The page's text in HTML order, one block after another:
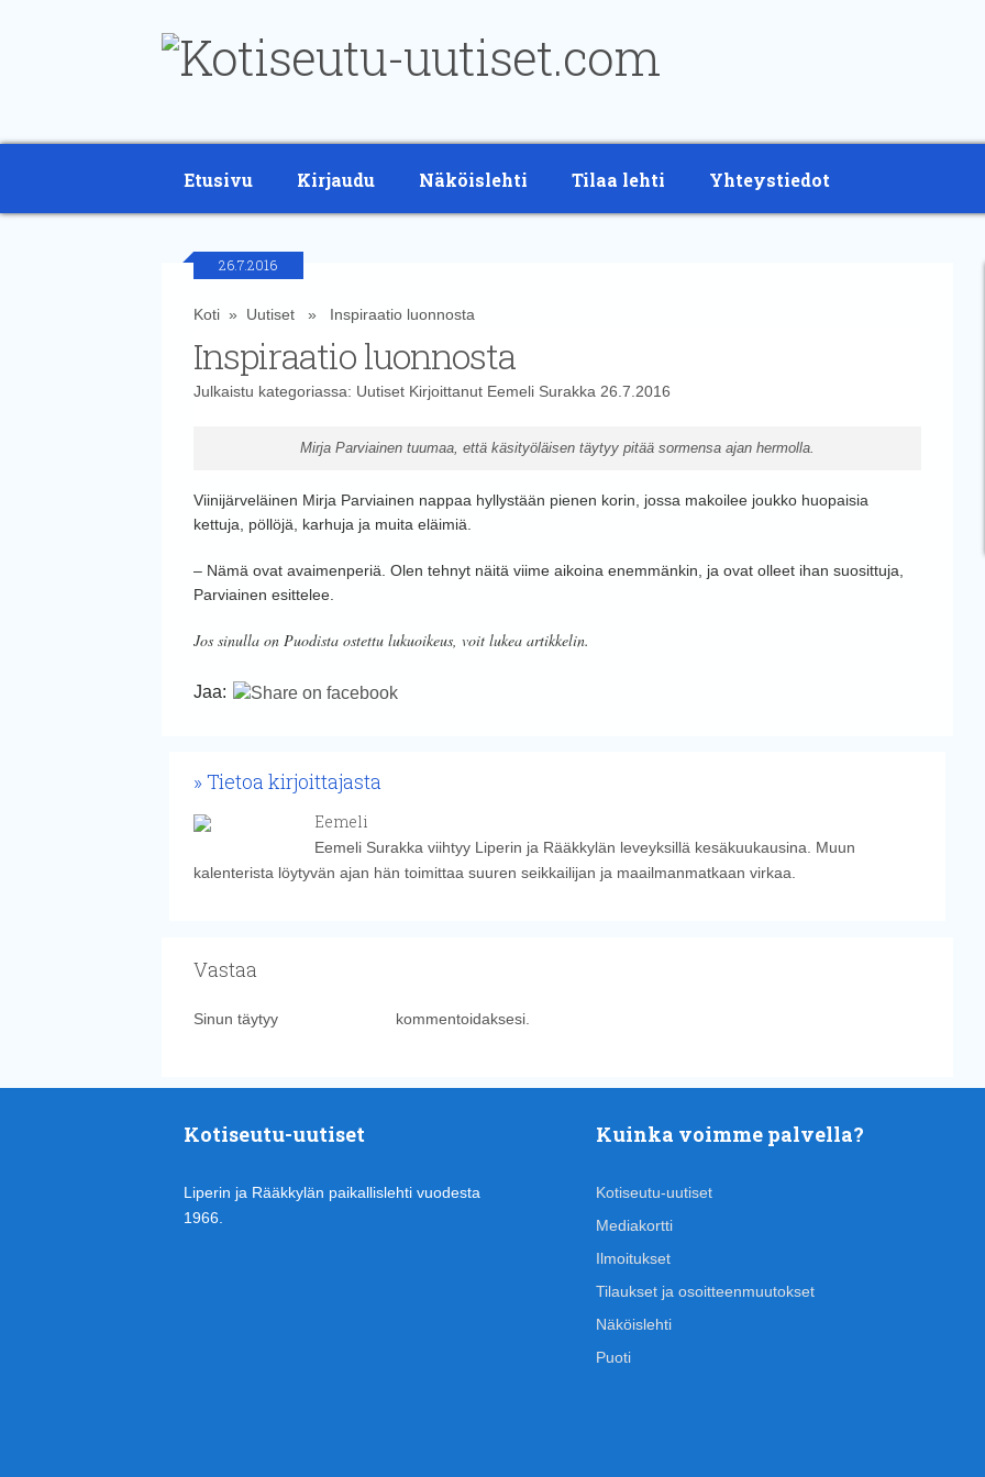
Etusivu Kirjaudu Näköislehti Tilaa lehti Yhteystiedot
26.7.2016
Koti» Uutiset» Inspiraatio luonnosta
Inspiraatio luonnosta
Julkaistu kategoriassa: UutisetKirjoittanut Eemeli Surakka 26.7.2016
Mirja Parviainen tuumaa, että käsityöläisen täytyy pitää sormensa ajan hermolla.
Viinijärveläinen Mirja Parviainen nappaa hyllystään pienen korin, jossa makoilee joukko huopaisia
kettuja, pöllöjä, karhuja ja muita eläimiä.
– Nämä ovat avaimenperiä. Olen tehnyt näitä viime aikoina enemmänkin, ja ovat olleet ihan suosittuja,
Parviainen esittelee.
Jos sinulla on Puodista ostettu lukuoikeus, voit lukea artikkelin.
Jaa:
Tietoa kirjoittajasta
Eemeli
Eemeli Surakka viihtyy Liperin ja Rääkkylän leveyksillä kesäkuukausina. Muun
kalenterista löytyvän ajan hän toimittaa suuren seikkailijan ja maailmanmatkaan virkaa.
Vastaa
Sinun täytyy kommentoidaksesi.
Kotiseutu-uutiset
Liperin ja Rääkkylän paikallislehti vuodesta
1966.
Kuinka voimme palvella?
Kotiseutu-uutiset
Mediakortti
Ilmoitukset
Tilaukset ja osoitteenmuutokset
Näköislehti
Puoti